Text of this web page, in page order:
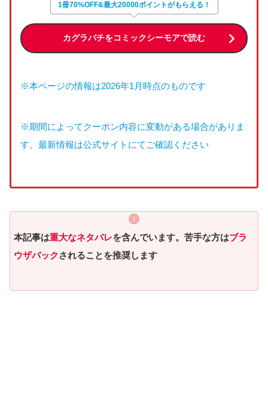
1冊70%OFF&最大20000ポイントがもらえる！
カグラバチをコミックシーモアで読む
※本ページの情報は2026年1月時点のものです
※期間によってクーポン内容に変動がある場合がありま
す。最新情報は公式サイトにてご確認ください
本記事は重大なネタバレを含んでいます。苦手な方はブラ
ウザバック されることを推奨します